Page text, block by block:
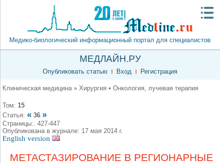
Медико-биологический информационный портал для специалистов
МЕДЛАЙН.РУ
Опубликовать статью Вход Регистрация
Клиническая медицина » Хирургия • Онкология, лучевая терапия
Том: 15
Статья: « 36 »
Страницы:. 427-447
Опубликована в журнале: 17 мая 2014 г.
English version
МЕТАСТАЗИРОВАНИЕ В РЕГИОНАРНЫЕ